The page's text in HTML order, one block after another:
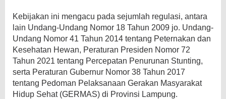
Kebijakan ini mengacu pada sejumlah regulasi, antara
lain Undang-Undang Nomor 18 Tahun 2009 jo. Undang-
Undang Nomor 41 Tahun 2014 tentang Peternakan dan
Kesehatan Hewan, Peraturan Presiden Nomor 72
Tahun 2021 tentang Percepatan Penurunan Stunting,
serta Peraturan Gubernur Nomor 38 Tahun 2017
tentang Pedoman Pelaksanaan Gerakan Masyarakat
Hidup Sehat (GERMAS) di Provinsi Lampung.